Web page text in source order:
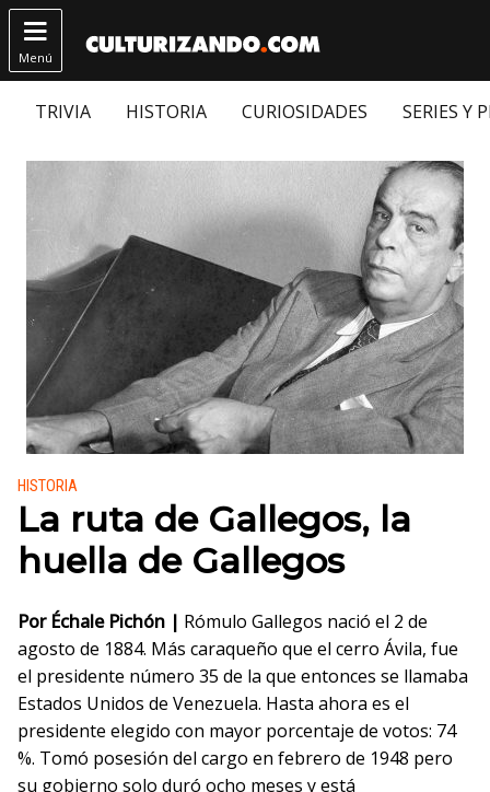

Menú
TRIVIA HISTORIA CURIOSIDADES SERIES Y
Publicado en:
HISTORIA
La ruta de Gallegos, la
huella de Gallegos
Por Échale Pichón | Rómulo Gallegos nació el 2 de
agosto de 1884. Más caraqueño que el cerro Ávila, fue
el presidente número 35 de la que entonces se llamaba
Estados Unidos de Venezuela. Hasta ahora es el
presidente elegido con mayor porcentaje de votos: 74
%. Tomó posesión del cargo en febrero de 1948 pero
su gobierno solo duró ocho meses y está